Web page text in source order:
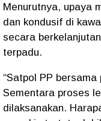
Menurutnya, upaya
dan kondusif di
secara
terpadu.
“Satpol PP
Sementara proses
dilaksanakan.